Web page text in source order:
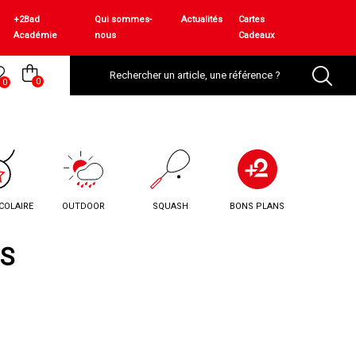
+2Bad
Académie
Qui sommes-
nous
Actualités
Cartes
Cadeaux
0 0
OUTDOOR SQUASH BONS PLANS